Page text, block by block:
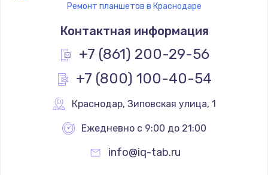
Ремонт планшетов в Краснодаре
Контактная информация
+7 (861) 200-29-56
+7 (800) 100-40-54
Краснодар, Зиповская улица, 1
Ежедневно с 9:00 до 21:00
info@iq-tab.ru